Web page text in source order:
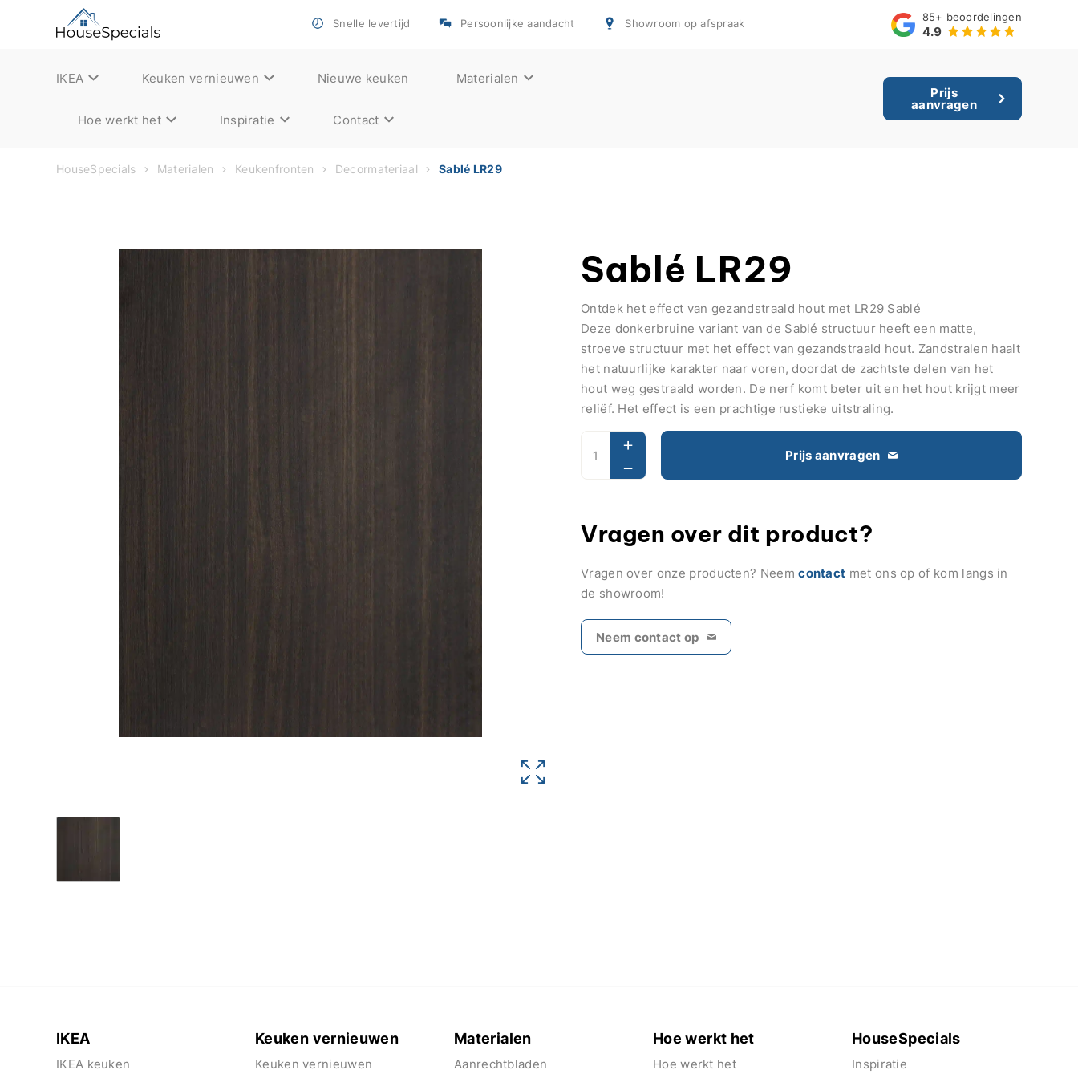
Snelle levertijd Persoonlijke aandacht Showroom op afspraak 85+ beoordelingen
4.9
IKEA Keuken vernieuwen Nieuwe keuken Materialen
Hoe werkt het Inspiratie Contact
Prijs
aanvragen
HouseSpecials Materialen Keukenfronten Decormateriaal Sablé LR29
Sablé LR29
Ontdek het effect van gezandstraald hout met LR29 Sablé
Deze donkerbruine variant van de Sablé structuur heeft een matte,
stroeve structuur met het effect van gezandstraald hout. Zandstralen haalt
het natuurlijke karakter naar voren, doordat de zachtste delen van het
hout weg gestraald worden. De nerf komt beter uit en het hout krijgt meer
reliëf. Het effect is een prachtige rustieke uitstraling.
Prijs aanvragen
Vragen over dit product?
Vragen over onze producten? Neemcontact met ons op of kom langs in
de showroom!
Neem contact op
IKEA
IKEA keuken
Keuken vernieuwen
Keuken vernieuwen
Materialen
Aanrechtbladen
Hoe werkt het
Hoe werkt het
HouseSpecials
Inspiratie